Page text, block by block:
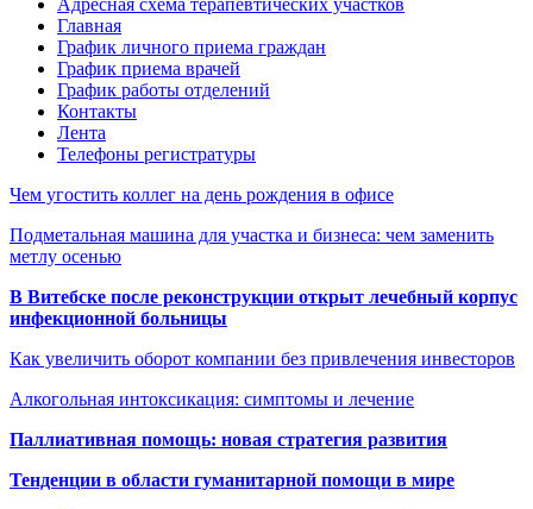
Адресная схема терапевтических участков
Главная
График личного приема граждан
График приема врачей
График работы отделений
Контакты
Лента
Телефоны регистратуры
Чем угостить коллег на день рождения в офисе
Подметальная машина для участка и бизнеса: чем заменить
метлу осенью
В Витебске после реконструкции открыт лечебный корпус
инфекционной больницы
Как увеличить оборот компании без привлечения инвесторов
Алкогольная интоксикация: симптомы и лечение
Паллиативная помощь: новая стратегия развития
Тенденции в области гуманитарной помощи в мире